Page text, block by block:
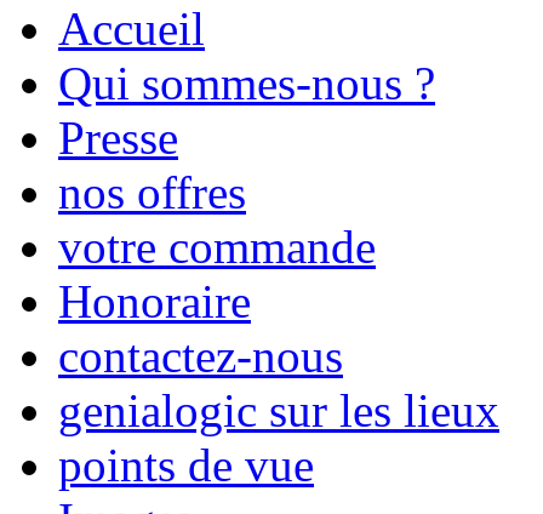
Accueil
Qui sommes-nous ?
Presse
nos offres
votre commande
Honoraire
contactez-nous
genialogic sur les lieux
points de vue